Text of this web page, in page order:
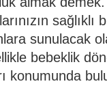
sağlıklı
sunulacak
bebeklik
konumunda